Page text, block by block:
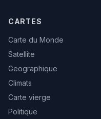
CARTES
Carte du Monde
Satellite
Geographique
Climats
Carte vierge
Politique